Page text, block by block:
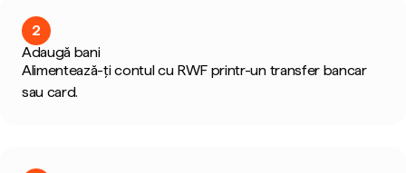
2
Adaugă bani
Alimentează-ți contul cu RWF printr-un transfer bancar
sau card.